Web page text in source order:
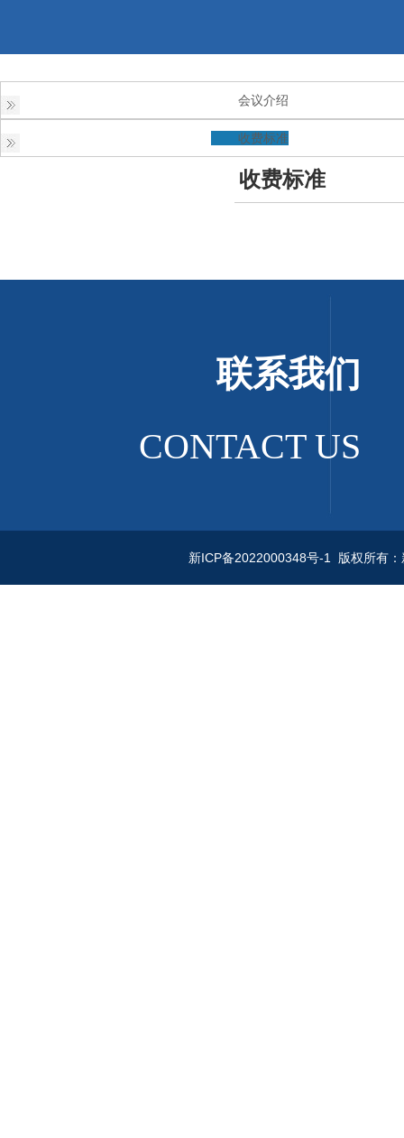
会议介绍
收费标准
收费标准
联系我们
CONTACT US
新ICP备2022000348号-1 版权所有